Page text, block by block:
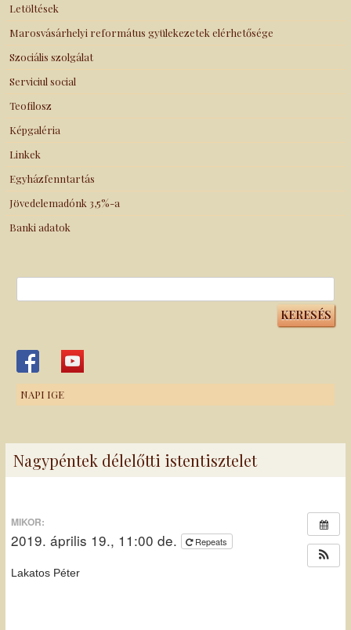
Letöltések
Marosvásárhelyi református gyülekezetek elérhetősége
Szociális szolgálat
Serviciul social
Teofilosz
Képgaléria
Linkek
Egyházfenntartás
Jövedelemadónk 3,5%-a
Banki adatok
NAPI IGE
Nagypéntek délelőtti istentisztelet
MIKOR:
2019. április 19., 11:00 de. Repeats
Lakatos Péter